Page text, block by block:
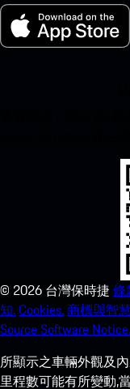
© 2026 台灣保時捷 條
知.Cookies.商標與智
Source Software Notice.
所顯示之車輛外觀及
里程數可能有所變動,